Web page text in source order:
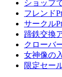
ショップ
フレンド
サークル
蹄鉄交換
クローバ
女神像の
限定セー